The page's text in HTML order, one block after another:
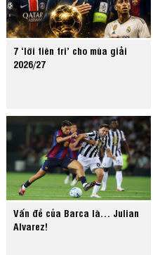
7 ‘lời tiên tri’ cho mùa giải
2026/27
Vấn đề của Barca là… Julian
Alvarez!